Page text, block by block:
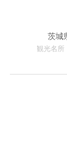
茨城
観光名